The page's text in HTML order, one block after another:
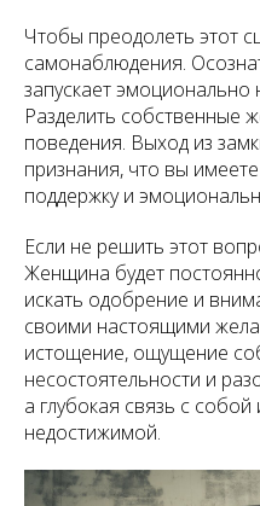
Чтобы преодолеть этот
самонаблюдения.
запускает эмоционально
Разделить собственные
поведения. Выход из
признания, что вы
поддержку и
Если не решить этот
Женщина будет
искать одобрение и
своими настоящими
истощение, ощущение
несостоятельности и
а глубокая связь с
недостижимой.